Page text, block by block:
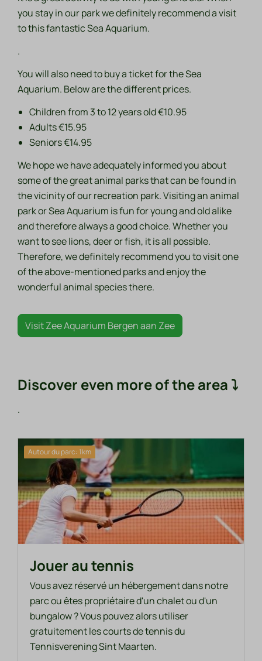
you stay in our park we definitely recommend a visit
to this fantastic Sea Aquarium.
.
You will also need to buy a ticket for the Sea
Aquarium. Below are the different prices.
Children from 3 to 12 years old €10.95
Adults €15.95
Seniors €14.95
We hope we have adequately informed you about
some of the great animal parks that can be found in
the vicinity of our recreation park. Visiting an animal
park or Sea Aquarium is fun for young and old alike
and therefore always a good choice. Whether you
want to see lions, deer or fish, it is all possible.
Therefore, we definitely recommend you to visit one
of the above-mentioned parks and enjoy the
wonderful animal species there.
Visit Zee Aquarium Bergen aan Zee
Discover even more of the area ⤵
.
Autour du parc: 1km
Jouer au tennis
Vous avez réservé un hébergement dans notre
parc ou êtes propriétaire d'un chalet ou d'un
bungalow ? Vous pouvez alors utiliser
gratuitement les courts de tennis du
Tennisverening Sint Maarten.